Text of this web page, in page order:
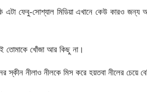
এটা ফেবু-সোশ্যাল মিডিয়া এখানে কেউ কারও
তোমাকে খোঁজা আর কিছু না।
নীলাও নীলকে মিস করে হয়তবা নীলের চেয়ে